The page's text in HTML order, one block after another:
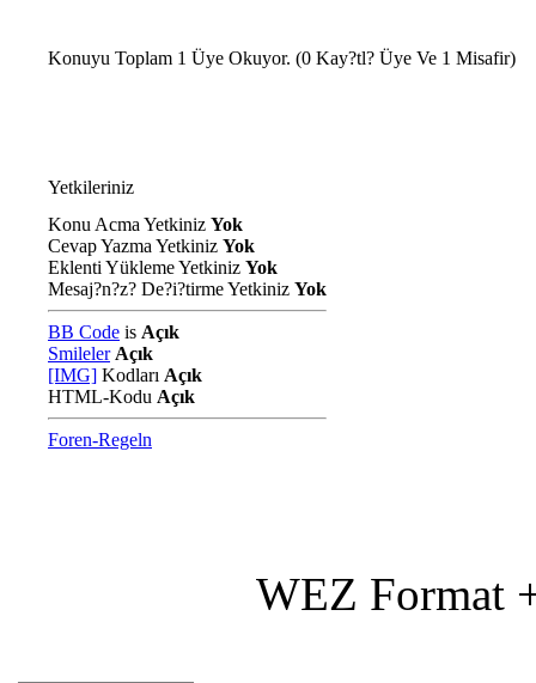
Konuyu Toplam 1 Üye Okuyor. (0 Kay?tl? Üye Ve 1 Misafir)
Yetkileriniz
Konu Acma Yetkiniz Yok
Cevap Yazma Yetkiniz Yok
Eklenti Yükleme Yetkiniz Yok
Mesaj?n?z? De?i?tirme Yetkiniz Yok
BB Code is Açık
Smileler Açık
[IMG] Kodları Açık
HTML-Kodu Açık
Foren-Regeln
WEZ Format